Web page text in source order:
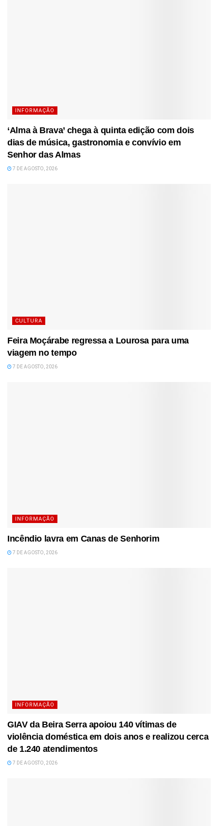
INFORMAÇÃO
‘Alma à Brava’ chega à quinta edição com dois
dias de música, gastronomia e convívio em
Senhor das Almas
7 DE AGOSTO, 2026
CULTURA
Feira Moçárabe regressa a Lourosa para uma
viagem no tempo
7 DE AGOSTO, 2026
INFORMAÇÃO
Incêndio lavra em Canas de Senhorim
7 DE AGOSTO, 2026
INFORMAÇÃO
GIAV da Beira Serra apoiou 140 vítimas de
violência doméstica em dois anos e realizou cerca
de 1.240 atendimentos
7 DE AGOSTO, 2026